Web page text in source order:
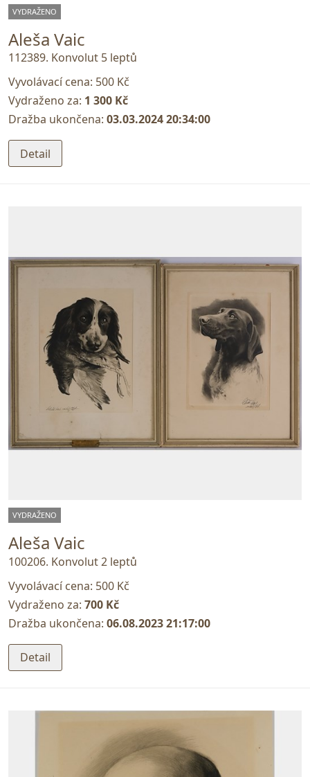
VYDRAŽENO
Aleša Vaic
112389. Konvolut 5 leptů
Vyvolávací cena: 500 Kč
Vydraženo za: 1 300 Kč
Dražba ukončena: 03.03.2024 20:34:00
Detail
VYDRAŽENO
Aleša Vaic
100206. Konvolut 2 leptů
Vyvolávací cena: 500 Kč
Vydraženo za: 700 Kč
Dražba ukončena: 06.08.2023 21:17:00
Detail